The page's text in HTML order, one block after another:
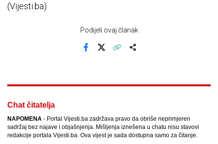
(Vijesti.ba)
Podijeli ovaj članak
Chat čitatelja
NAPOMENA - Portal Vijesti.ba zadržava pravo da obriše neprimjeren
sadržaj bez najave i objašnjenja. Mišljenja iznešena u chatu nisu stavovi
redakcije portala Vijesti.ba. Ova vijest je sada dostupna samo za čitanje.